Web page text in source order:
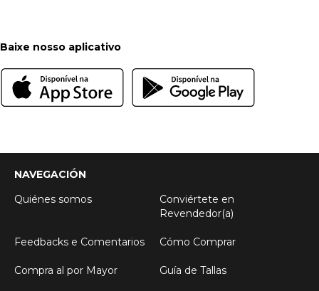
Baixe nosso aplicativo
NAVEGACIÓN
Quiénes somos
Conviértete en
Revendedor(a)
Feedbacks e Comentarios Cómo Comprar
Compra al por Mayor Guía de Tallas